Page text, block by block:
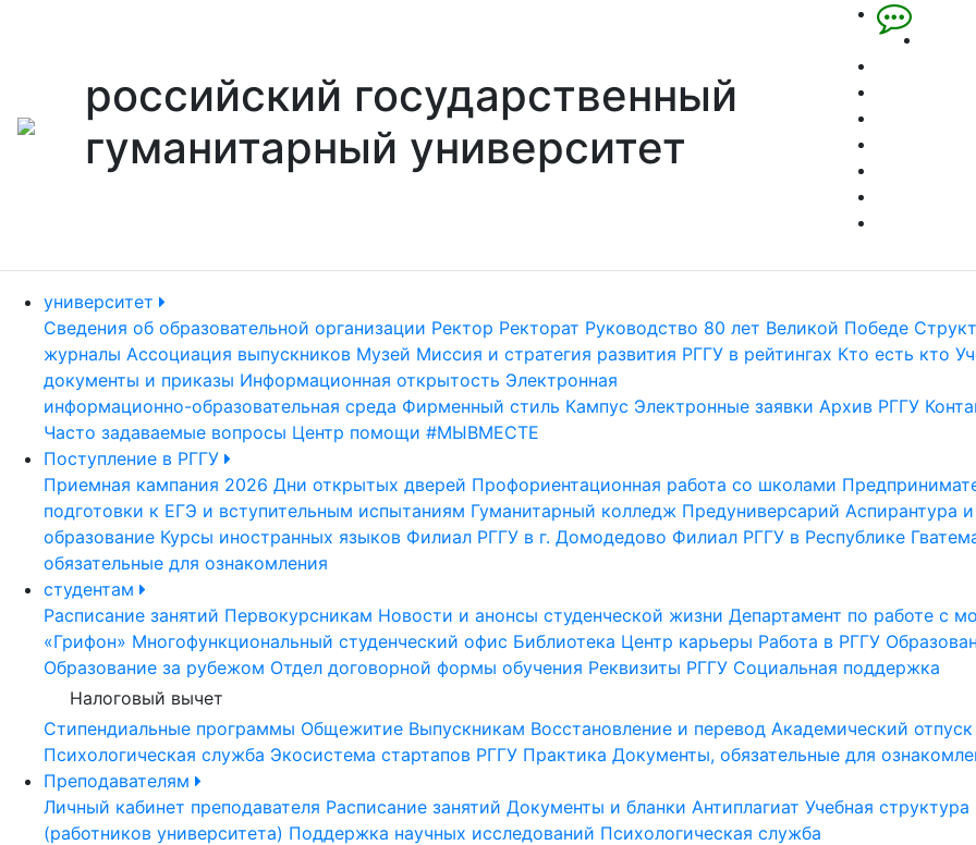
российский государственный
гуманитарный университет
университет
Сведения об образовательной организации Ректор Ректорат Руководство 80 лет Великой Победе
журналы Ассоциация выпускников Музей Миссия и стратегия развития РГГУ в рейтингах Кто есть кто
документы и приказы Информационная открытость Электронная
информационно-образовательная среда Фирменный стиль Кампус Электронные заявки Архив РГГУ
Часто задаваемые вопросы Центр помощи #МЫВМЕСТЕ
Поступление в РГГУ
Приемная кампания 2026 Дни открытых дверей Профориентационная работа со школами
подготовки к ЕГЭ и вступительным испытаниям Гуманитарный колледж Предуниверсарий Аспирантура
образование Курсы иностранных языков Филиал РГГУ в г. Домодедово Филиал РГГУ в Республике
обязательные для ознакомления
студентам
Расписание занятий Первокурсникам Новости и анонсы студенческой жизни Департамент по работе с
«Грифон» Многофункциональный студенческий офис Библиотека Центр карьеры Работа в РГГУ
Образование за рубежом Отдел договорной формы обучения Реквизиты РГГУ Социальная поддержка
Налоговый вычет
Стипендиальные программы Общежитие Выпускникам Восстановление и перевод Академический отпуск
Психологическая служба Экосистема стартапов РГГУ Практика Документы, обязательные для
Преподавателям
Личный кабинет преподавателя Расписание занятий Документы и бланки Антиплагиат Учебная структура
(работников университета) Поддержка научных исследований Психологическая служба